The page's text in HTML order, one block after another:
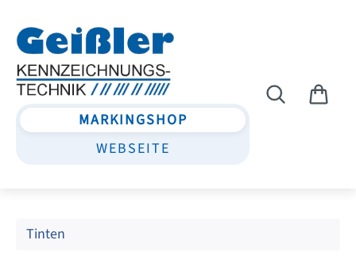
MARKINGSHOP
WEBSEITE
Tinten